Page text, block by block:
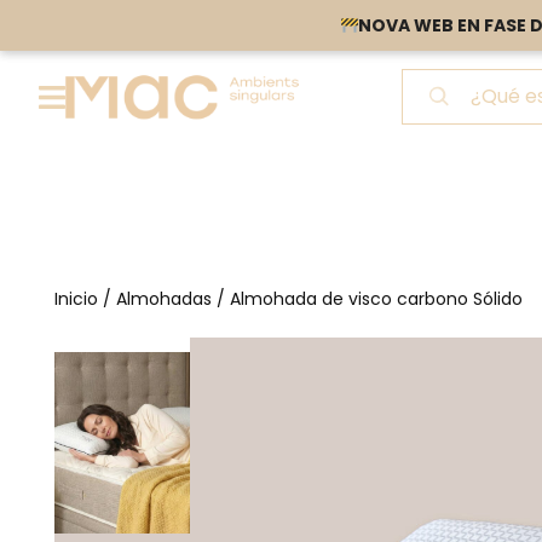
NOVA WEB EN FASE
NOVA WEB EN FASE
Inicio / Almohadas / Almohada de visco carbono Sólido